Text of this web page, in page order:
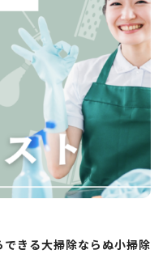
きる大掃除ならぬ小掃除